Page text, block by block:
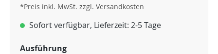
*Preis inkl. MwSt. zzgl. Versandkosten
Sofort verfügbar, Lieferzeit: 2-5 Tage
Ausführung